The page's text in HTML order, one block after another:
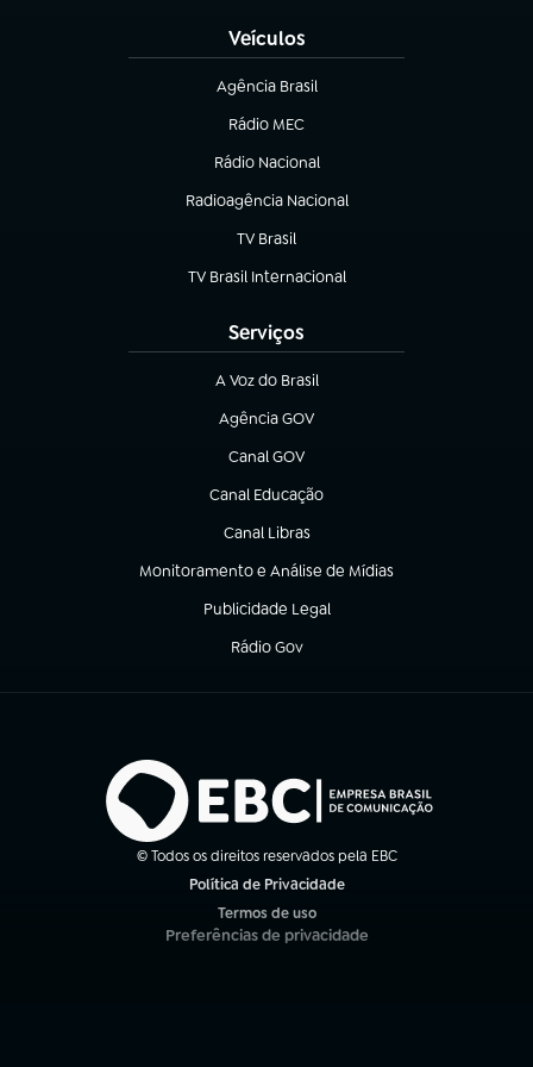
Veículos
Agência Brasil
(abre em nova aba)
Rádio MEC
(abre em nova aba)
Rádio Nacional
Radioagência Nacional
(abre em nova aba)
TV Brasil
(abre em nova aba)
TV Brasil Internacional
(abre em nova aba)
Serviços
A Voz do Brasil
(abre em nova aba)
Agência GOV
(abre em nova aba)
Canal GOV
(abre em nova aba)
Canal Educação
(abre em nova aba)
Canal Libras
(abre em nova aba)
Monitoramento e Análise de Mídias
(abre em nova aba)
Publicidade Legal
(abre em nova aba)
Rádio Gov
(abre em nova aba)
© Todos os direitos reservados pela EBC
Política de Privacidade
Termos de uso
(abre em nova aba)
Preferências de privacidade